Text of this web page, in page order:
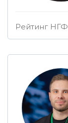
Рейтинг НГФ